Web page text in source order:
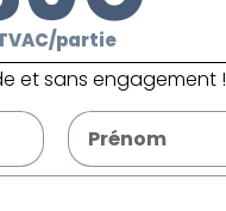
partie
et sans engagement !